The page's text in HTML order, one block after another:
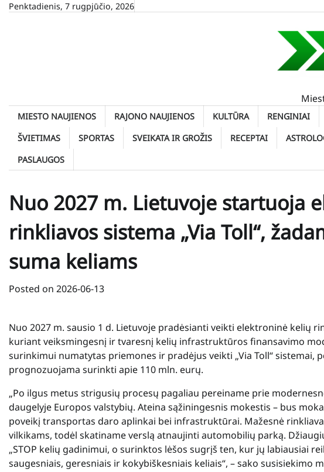
SkipPenktadienis, 7 rugpjūčio, 2026
MIESTO NAUJIENOS RAJONO NAUJIENOS KULTŪRA RENGINIAI
ŠVIETIMAS
SPORTAS SVEIKATA IR GROŽIS RECEPTAI
PASLAUGOS
Nuo 2027 m. Lietuvoje startuoja
rinkliavos sistema „Via Toll“,
suma keliams
Posted on 2026-06-13
Nuo 2027 m. sausio 1 d. Lietuvoje pradėsianti veikti elektroninė kelių
kuriant veiksmingesnį ir tvaresnį kelių infrastruktūros finansavimo
surinkimui numatytas priemones ir pradėjus veikti „Via Toll“
prognozuojama surinkti apie 110 mln. eurų.
„Po ilgus metus strigusių procesų pagaliau pereiname prie
daugelyje Europos valstybių. Ateina sąžiningesnis mokestis – bus
poveikį transportas daro aplinkai bei infrastruktūrai. Mažesnė
vilkikams, todėl skatiname verslą atnaujinti automobilių parką.
„STOP kelių gadinimui, o surinktos lėšos sugrįš ten, kur jų labiausiai
saugesniais, geresniais ir kokybiškesniais keliais“, – sako susisiekimo